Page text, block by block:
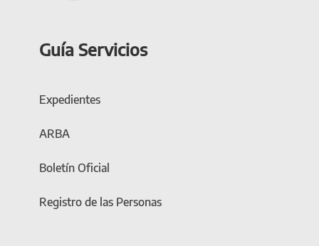
Guía Servicios
Expedientes
ARBA
Boletín Oficial
Registro de las Personas